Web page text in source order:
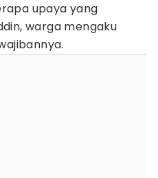
upaya yang
warga mengaku